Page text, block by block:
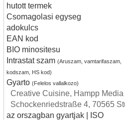
hutott termek
Csomagolasi egyseg
adokulcs
EAN kod
BIO minositesu
Intrastat szam (Aruszam, vamtarifaszam,
kodszam, HS kod)
Gyarto (Felelos vallalkozo)
Creative Cuisine, Hampp Media
Schockenriedstraße 4, 70565
az orszagban gyartjak | ISO